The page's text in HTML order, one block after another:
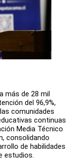
más de 28 mil
del 96,9%,
comunidades
continuas
Media Técnico
consolidando
de habilidades
estudios.